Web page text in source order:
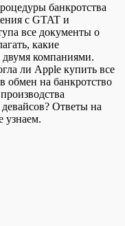
банкротства
с GTAT и
все документы о
какие
компаниями.
ли Apple купить все
обмен на банкротство
Ответы на
узнаем.